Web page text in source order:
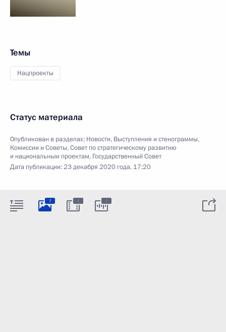
Темы
Нацпроекты
Статус материала
Опубликован в разделах: Новости, Выступления и стенограммы,
Комиссии и Советы,Совет по стратегическому развитию
и национальным проектам, Государственный Совет
Дата публикации:23 декабря 2020 года, 17:20
7 : :